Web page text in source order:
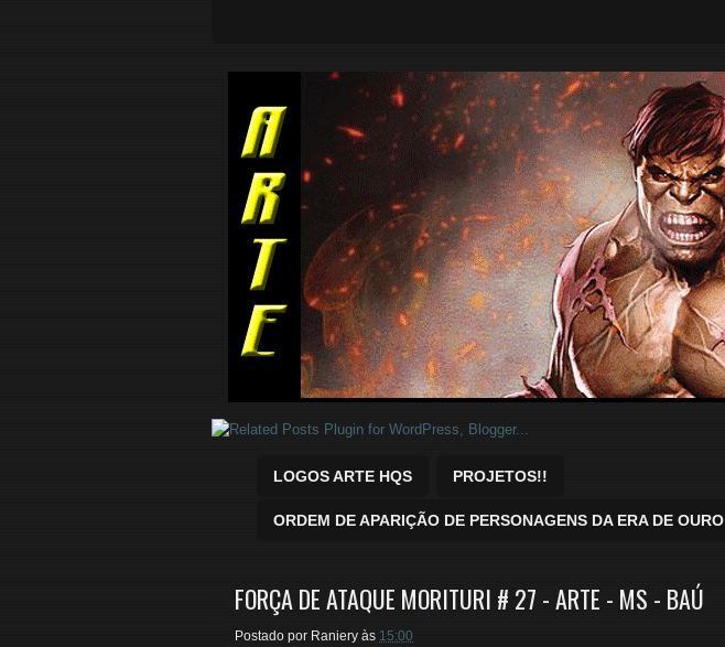
Quadrinhos Marvel e DC para baixar.
LOGOS ARTE HQS PROJETOS!!
ORDEM DE APARIÇÃO DE PERSONAGENS DA ERA DE OURO
FORÇA DE ATAQUE MORITURI # 27 - ARTE - MS - BAÚ
Postado por Raniery às 15:00